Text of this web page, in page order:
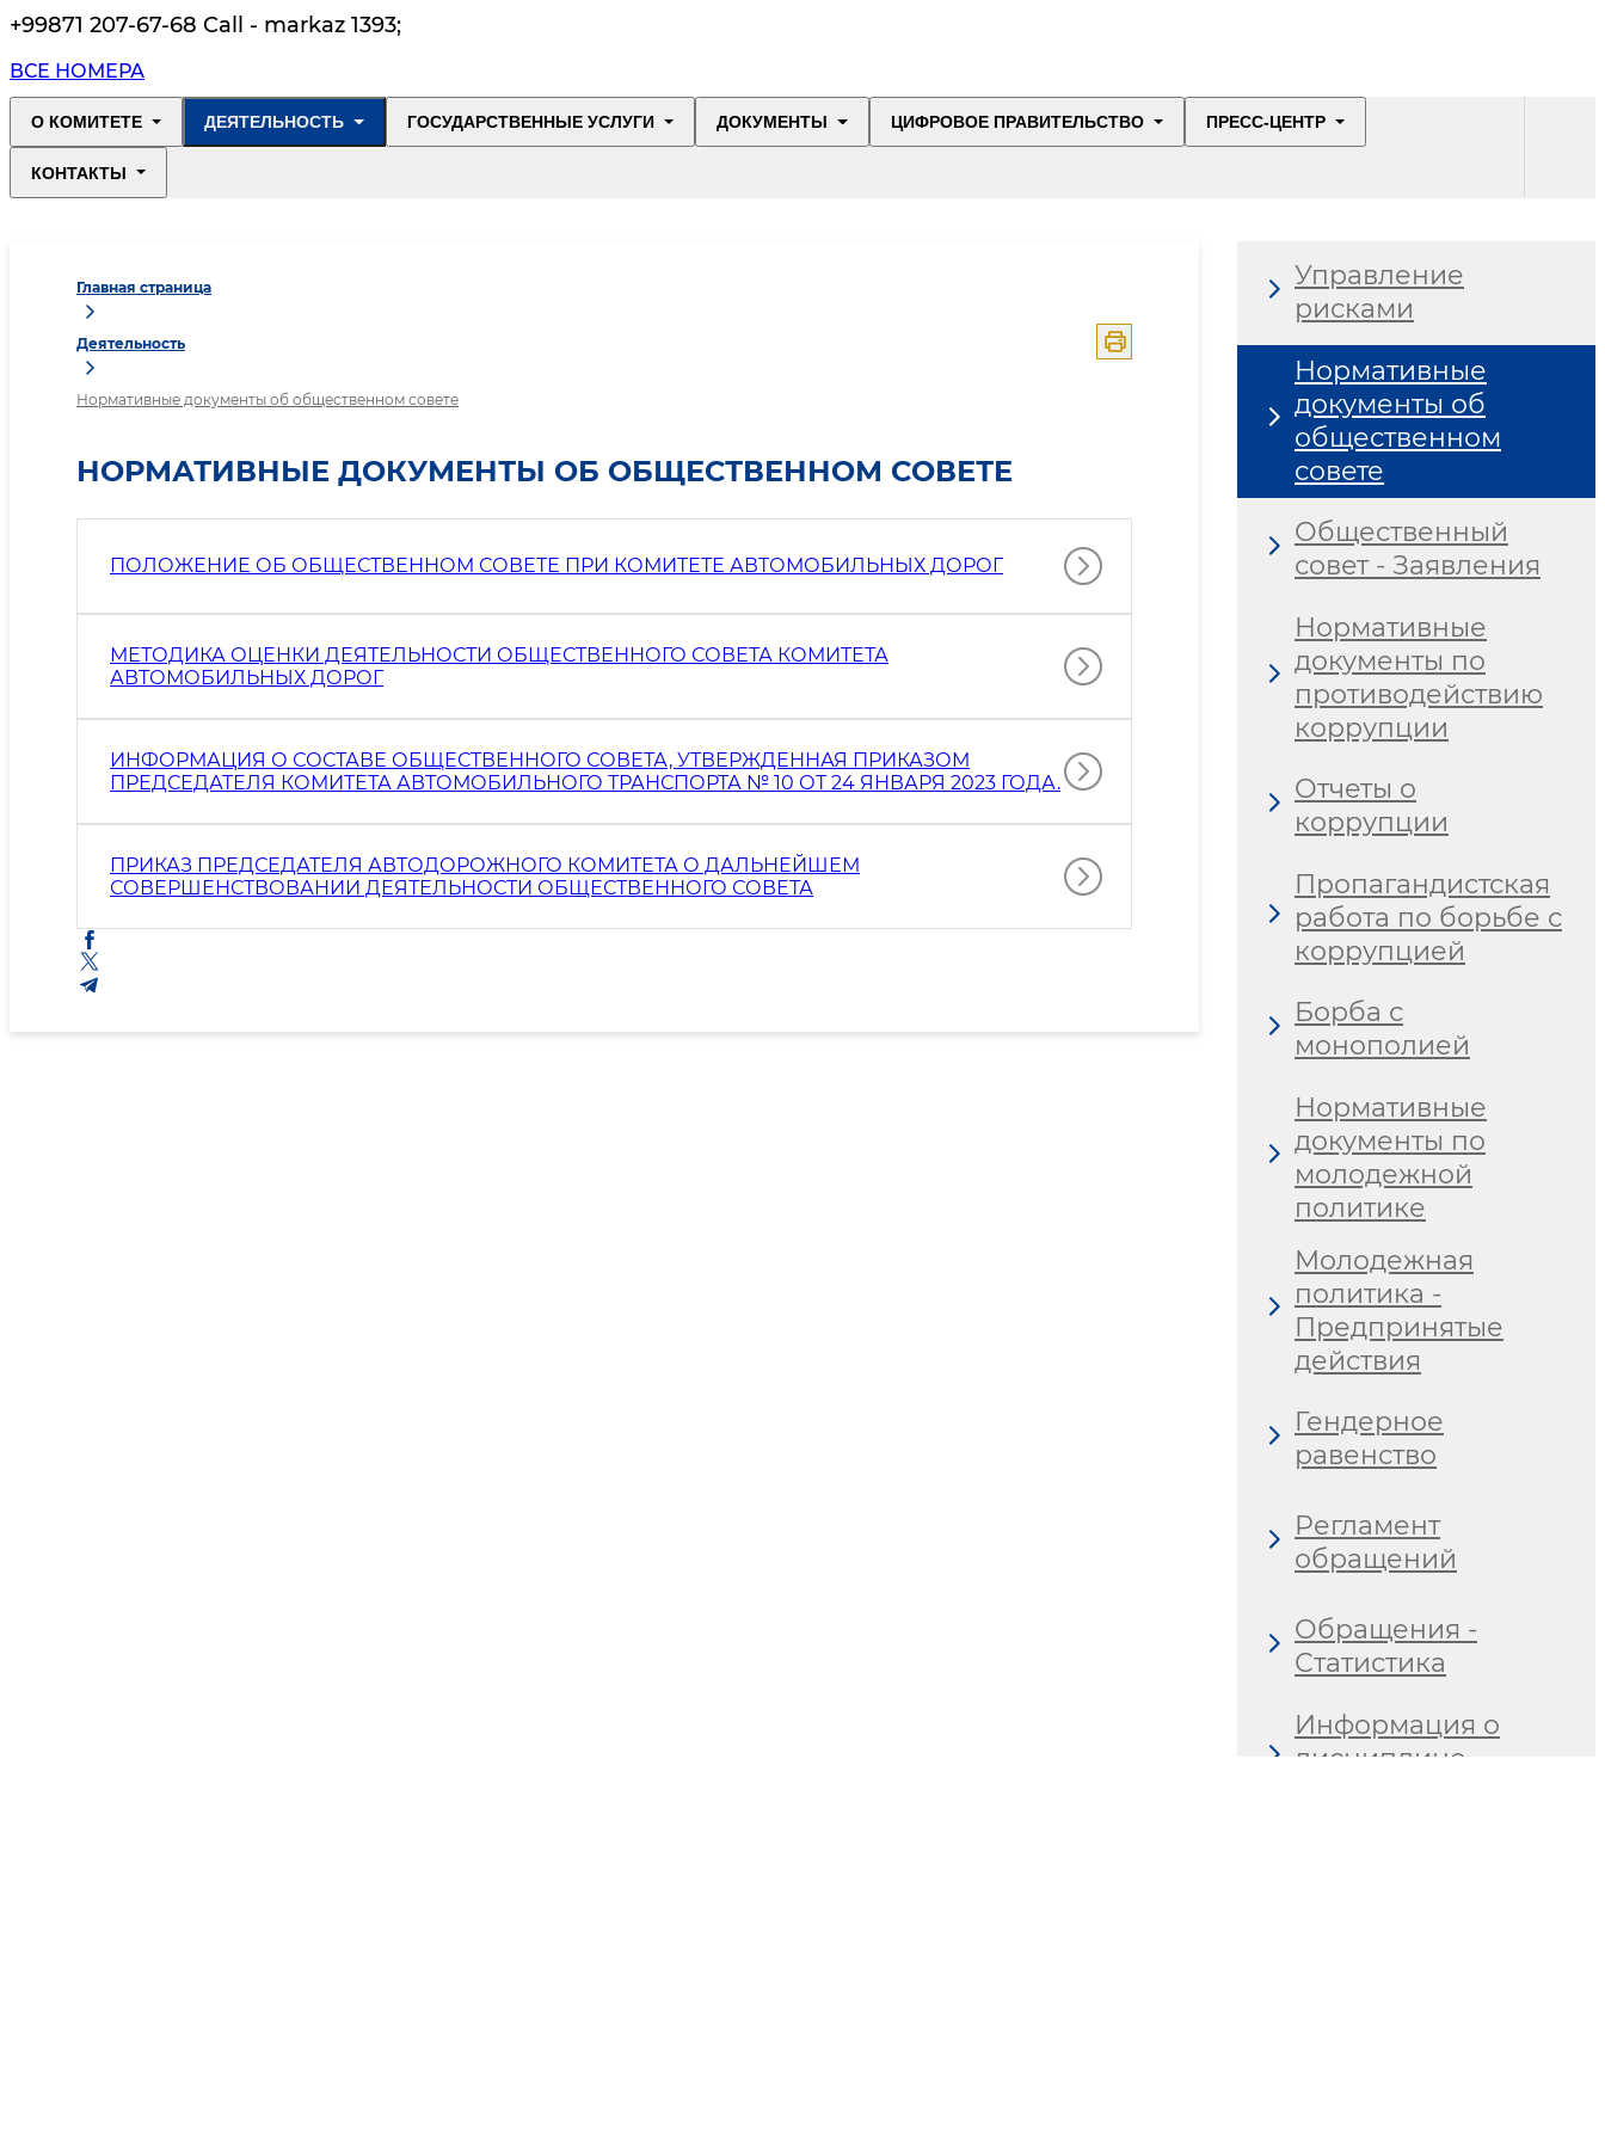
+99871 207-67-68 Call - markaz 1393;
ВСЕ НОМЕРА
О КОМИТЕТЕ ДЕЯТЕЛЬНОСТЬ ГОСУДАРСТВЕННЫЕ УСЛУГИ ДОКУМЕНТЫ ЦИФРОВОЕ ПРАВИТЕЛЬСТВО ПРЕСС-ЦЕНТР
КОНТАКТЫ
Главная страница
Деятельность
Нормативные документы об общественном совете
НОРМАТИВНЫЕ ДОКУМЕНТЫ ОБ ОБЩЕСТВЕННОМ СОВЕТЕ
ПОЛОЖЕНИЕ ОБ ОБЩЕСТВЕННОМ СОВЕТЕ ПРИ КОМИТЕТЕ АВТОМОБИЛЬНЫХ ДОРОГ
МЕТОДИКА ОЦЕНКИ ДЕЯТЕЛЬНОСТИ ОБЩЕСТВЕННОГО СОВЕТА КОМИТЕТА
АВТОМОБИЛЬНЫХ ДОРОГ
ИНФОРМАЦИЯ О СОСТАВЕ ОБЩЕСТВЕННОГО СОВЕТА, УТВЕРЖДЕННАЯ ПРИКАЗОМ
ПРЕДСЕДАТЕЛЯ КОМИТЕТА АВТОМОБИЛЬНОГО ТРАНСПОРТА № 10 ОТ 24 ЯНВАРЯ 2023 ГОДА.
ПРИКАЗ ПРЕДСЕДАТЕЛЯ АВТОДОРОЖНОГО КОМИТЕТА О ДАЛЬНЕЙШЕМ
СОВЕРШЕНСТВОВАНИИ ДЕЯТЕЛЬНОСТИ ОБЩЕСТВЕННОГО СОВЕТА
Управление
рисками
Нормативные
документы об
общественном
совете
Общественный
совет - Заявления
Нормативные
документы по
противодействию
коррупции
Отчеты о
коррупции
Пропагандистская
работа по борьбе с
коррупцией
Борба с
монополией
Нормативные
документы по
молодежной
политике
Молодежная
политика -
Предпринятые
действия
Гендерное
равенство
Регламент
обращений
Обращения -
Статистика
Информация о
дисциплине